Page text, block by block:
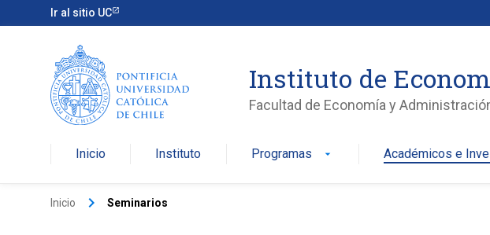
Ir al sitio UC
Instituto de
Facultad de Economía y
Inicio Instituto Programas arrow_drop_down Académicos e
Inicio keyboard_arrow_right Seminarios